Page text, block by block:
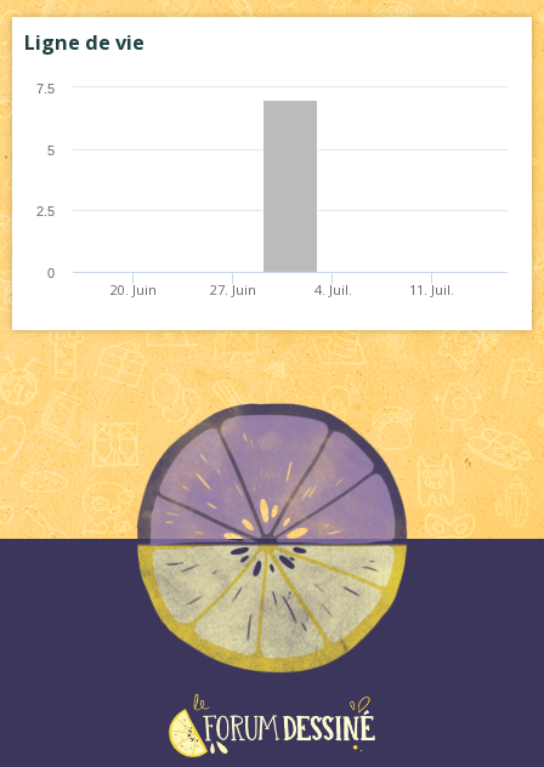
Ligne de vie
20. Juin 27. Juin 4. Juil. 11. Juil.
0
2.5
5
7.5